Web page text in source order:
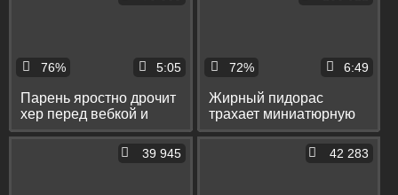
76% 5:05
Парень яростно дрочит
хер перед вебкой и
мощно кончает без рук
72% 6:49
Жирный пидорас
трахает миниатюрную
секс-куклу и кончает ей
39 945 42 283